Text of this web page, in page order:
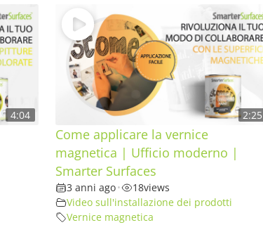
4:04 2:25
Come applicare la vernice
magnetica | Ufficio moderno |
Smarter Surfaces
3 anni ago• 18views
Video sull'installazione dei prodotti
Vernice magnetica